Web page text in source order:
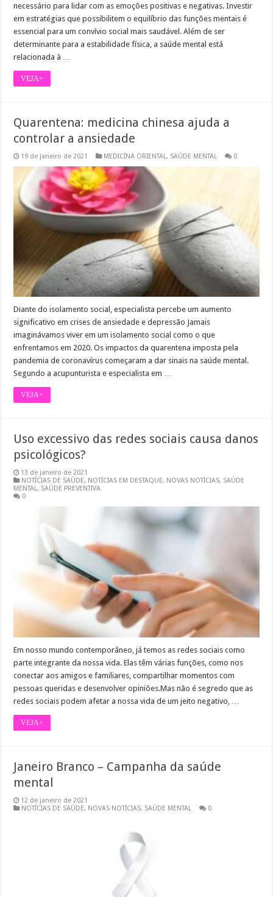
necessário para lidar com as emoções positivas e negativas. Investir
em estratégias que possibilitem o equilíbrio das funções mentais é
essencial para um convívio social mais saudável. Além de ser
determinante para a estabilidade física, a saúde mental está
relacionada à …
VEJA+
Quarentena: medicina chinesa ajuda a
controlar a ansiedade
19 de janeiro de 2021 MEDICÍNA ORIENTAL , SAÚDE MENTAL 0
Diante do isolamento social, especialista percebe um aumento
significativo em crises de ansiedade e depressão Jamais
imaginávamos viver em um isolamento social como o que
enfrentamos em 2020. Os impactos da quarentena imposta pela
pandemia de coronavírus começaram a dar sinais na saúde mental.
Segundo a acupunturista e especialista em …
VEJA+
Uso excessivo das redes sociais causa danos
psicológicos?
13 de janeiro de 2021
NOTÍCIAS DE SAÚDE, NOTÍCIAS EM DESTAQUE, NOVAS NOTÍCIAS, SAÚDE
MENTAL, SAÚDE PREVENTIVA
0
Em nosso mundo contemporâneo, já temos as redes sociais como
parte integrante da nossa vida. Elas têm várias funções, como nos
conectar aos amigos e familiares, compartilhar momentos com
pessoas queridas e desenvolver opiniões.Mas não é segredo que as
redes sociais podem afetar a nossa vida de um jeito negativo, …
VEJA+
Janeiro Branco – Campanha da saúde
mental
12 de janeiro de 2021
NOTÍCIAS DE SAÚDE, NOVAS NOTÍCIAS, SAÚDE MENTAL 0